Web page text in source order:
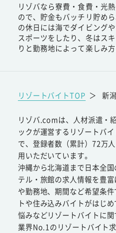
リゾバなら寮費・食費・光
ので、貯金もバッチリ貯め
の休日には海でダイビング
スポーツをしたり、冬はス
りと勤務地によって楽しみ
リゾートバイトTOP ＞ 新
リゾバ.comは、人材派遣・
ックが運営するリゾートバ
で、登録者数（累計）72万
用いただいています。
沖縄から北海道まで日本全
テル・旅館の求人情報を豊
や勤務地、期間など希望条
トや住み込みバイトがはじ
悩みなどリゾートバイトに関
業界No.1のリゾートバイト